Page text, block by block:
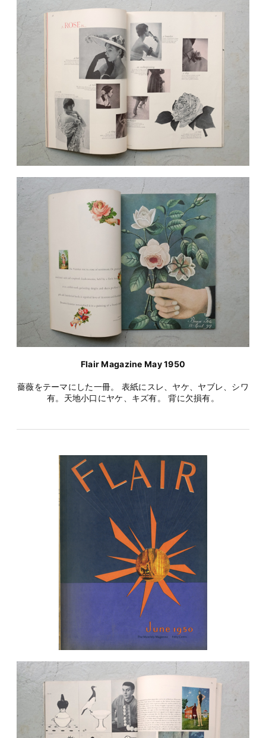
Flair Magazine May 1950
薔薇をテーマにした一冊。 表紙にスレ、ヤケ、ヤブレ、シワ
有。天地小口にヤケ、キズ有。 背に欠損有。